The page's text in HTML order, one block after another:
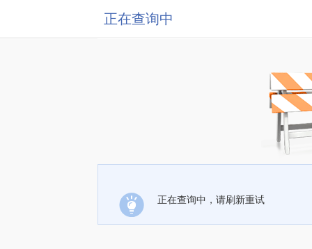
正在查询中
正在查询中，请刷新重试